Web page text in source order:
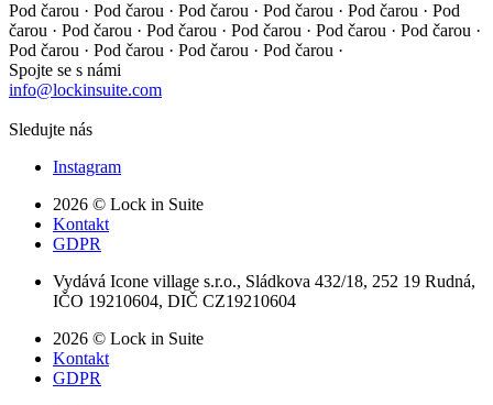
Pod čarou · Pod čarou · Pod čarou · Pod čarou · Pod čarou · Pod
čarou · Pod čarou · Pod čarou · Pod čarou · Pod čarou · Pod čarou ·
Pod čarou · Pod čarou · Pod čarou · Pod čarou ·
Spojte se s námi
info@lockinsuite.com
Sledujte nás
Instagram
2026 © Lock in Suite
Kontakt
GDPR
Vydává Icone village s.r.o., Sládkova 432/18, 252 19 Rudná,
IČO 19210604, DIČ CZ19210604
2026 © Lock in Suite
Kontakt
GDPR